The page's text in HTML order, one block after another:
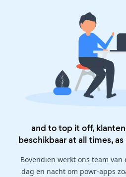
and to top it off,
beschikbaar at all times,
Bovendien werkt ons team
dag en nacht om powr-apps